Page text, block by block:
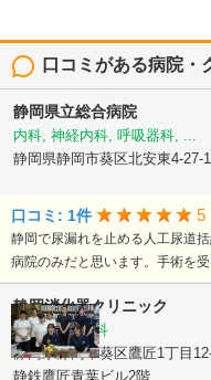
口コミがある病院・
静岡県立総合病院
内科, 神経内科, 呼吸器科, ...
静岡県静岡市葵区北安東4-27-1
口コミ: 1件 5
静岡で尿漏れを止める人工尿道
病院のみだと思います。手術を
静岡消化器クリニック
内科, 消化器科
静岡県静岡市葵区鷹匠1丁目
静鉄鷹匠青葉ビル2階